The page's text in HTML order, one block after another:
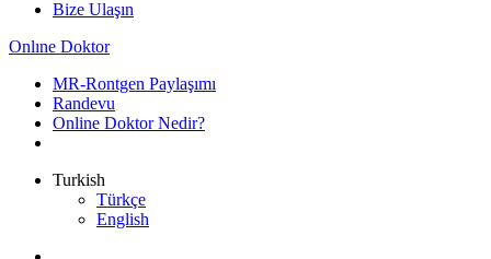
Bize Ulaşın
Onlıne Doktor
MR-Rontgen Paylaşımı
Randevu
Online Doktor Nedir?
Turkish
Türkçe
English